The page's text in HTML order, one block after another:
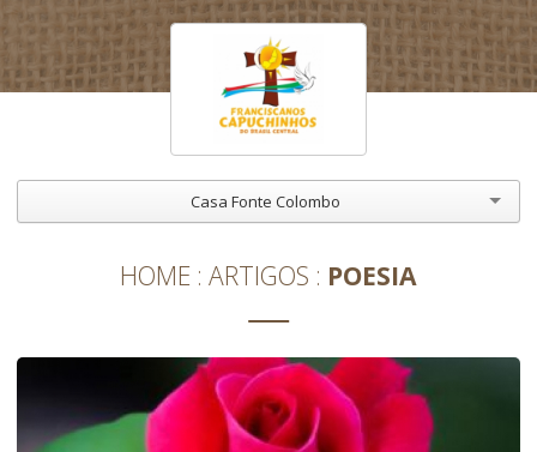
Casa Fonte Colombo
HOME ARTIGOS POESIA